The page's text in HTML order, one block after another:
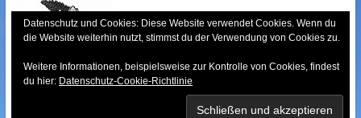
content
Bayerischer Wald-
Datenschutz und Cookies: Diese Website verwendet Cookies. Wenn du
die Website weiterhin nutzt, stimmst du der Verwendung von Cookies zu.
Weitere Informationen, beispielsweise zur Kontrolle von Cookies, findest
du hier: Datenschutz-Cookie-Richtlinie